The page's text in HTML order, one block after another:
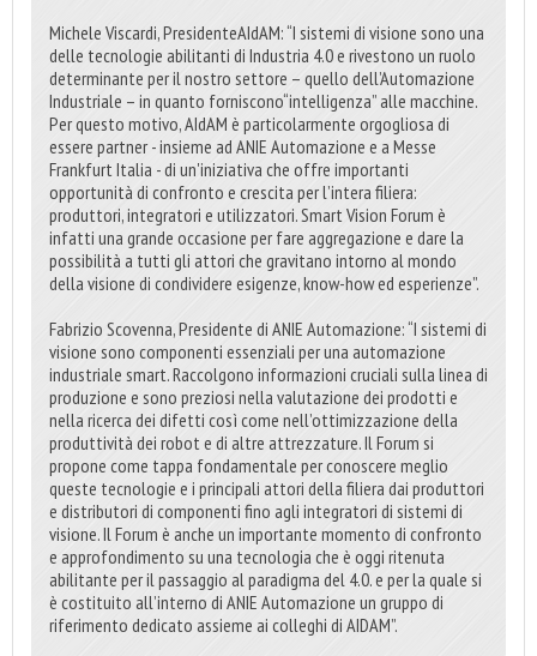
Michele Viscardi, PresidenteAIdAM: “I sistemi di visione sono una
delle tecnologie abilitanti di Industria 4.0 e rivestono un ruolo
determinante per il nostro settore – quello dell’Automazione
Industriale – in quanto forniscono“intelligenza” alle macchine.
Per questo motivo, AIdAM è particolarmente orgogliosa di
essere partner - insieme ad ANIE Automazione e a Messe
Frankfurt Italia - di un'iniziativa che offre importanti
opportunità di confronto e crescita per l’intera filiera:
produttori, integratori e utilizzatori. Smart Vision Forum è
infatti una grande occasione per fare aggregazione e dare la
possibilità a tutti gli attori che gravitano intorno al mondo
della visione di condividere esigenze, know-how ed esperienze”.
Fabrizio Scovenna, Presidente di ANIE Automazione: “I sistemi di
visione sono componenti essenziali per una automazione
industriale smart. Raccolgono informazioni cruciali sulla linea di
produzione e sono preziosi nella valutazione dei prodotti e
nella ricerca dei difetti così come nell’ottimizzazione della
produttività dei robot e di altre attrezzature. Il Forum si
propone come tappa fondamentale per conoscere meglio
queste tecnologie e i principali attori della filiera dai produttori
e distributori di componenti fino agli integratori di sistemi di
visione. Il Forum è anche un importante momento di confronto
e approfondimento su una tecnologia che è oggi ritenuta
abilitante per il passaggio al paradigma del 4.0. e per la quale si
è costituito all’interno di ANIE Automazione un gruppo di
riferimento dedicato assieme ai colleghi di AIDAM”.